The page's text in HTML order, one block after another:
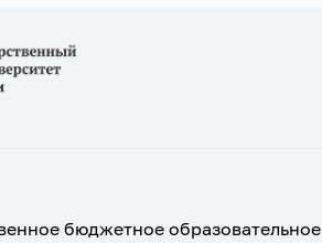
бюджетное образовательное